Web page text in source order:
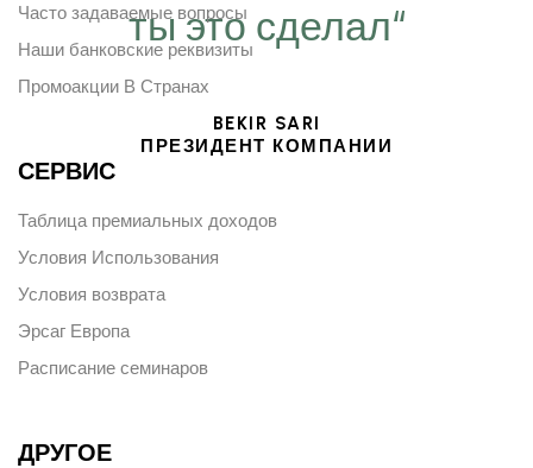
ты это сделал“
BEKIR SARI
ПРЕЗИДЕНТ КОМПАНИИ
Часто задаваемые вопросы
Наши банковские реквизиты
Промоакции В Странах
СЕРВИС
Таблица премиальных доходов
Условия Использования
Условия возврата
Эрсаг Европа
Расписание семинаров
ДРУГОЕ